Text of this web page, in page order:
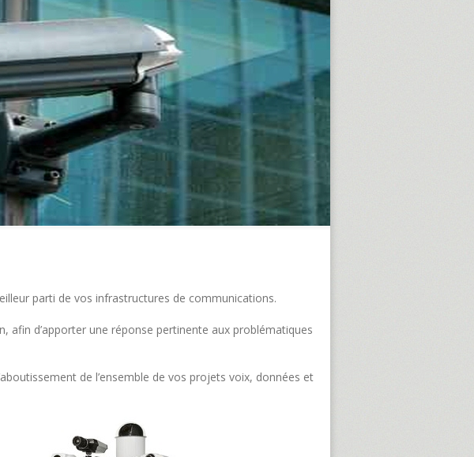
parti de vos infrastructures de communications.
afin d’apporter une réponse pertinente aux problématiques
de l’ensemble de vos projets voix, données et